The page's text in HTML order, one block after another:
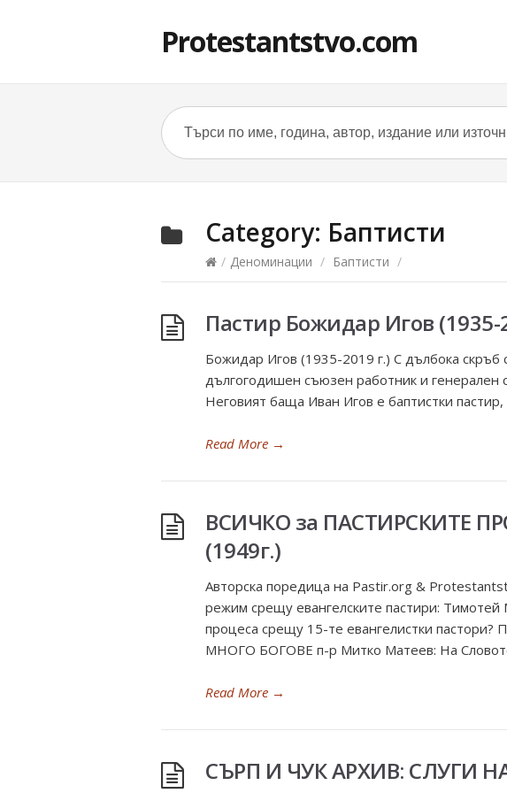
Protestantstvo.com
Category: Баптисти
/ Деноминации / Баптисти /
Пастир Божидар Игов
Божидар Игов (1935-2019 г.) С дълбока
дългогодишен съюзен работник и генерален
Неговият баща Иван Игов е баптистки
Read More →
ВСИЧКО за ПАСТИРСКИТЕ
(1949г.)
Авторска поредица на Pastir.org &
режим срещу евангелските пастири:
процеса срещу 15-те евангелистки
МНОГО БОГОВЕ п-р Митко Матеев: На
Read More →
СЪРП И ЧУК АРХИВ: СЛУГИ